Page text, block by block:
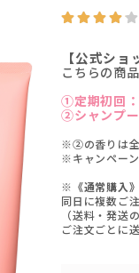
【公式ショ
こちらの商
①定期初回：
②シャンプ
※②の香りは全
※キャンペー
※《通常購入
同日に複数ご
（送料・発送
ご注文ごとに